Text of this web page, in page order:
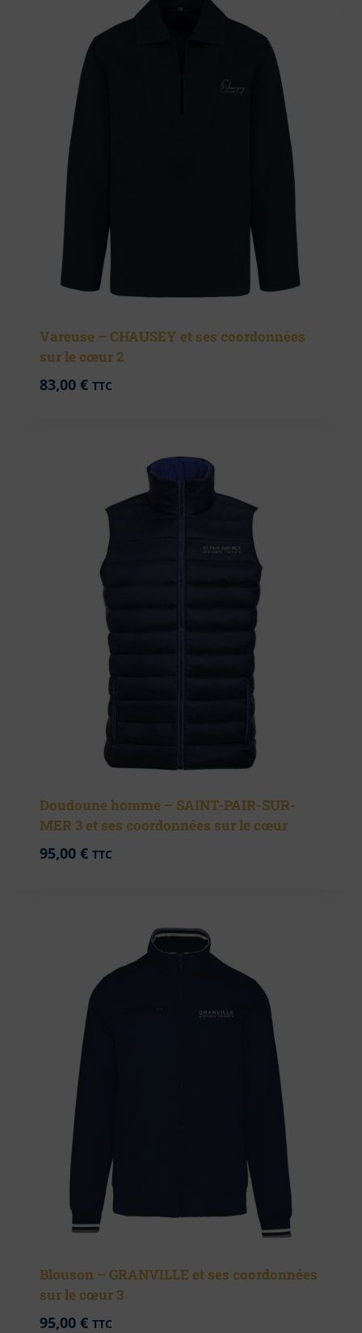
Vareuse – CHAUSEY et ses coordonnées
sur le cœur 2
83,00 € TTC
Doudoune homme – SAINT-PAIR-SUR-
MER 3 et ses coordonnées sur le cœur
95,00 € TTC
Blouson – GRANVILLE et ses coordonnées
sur le cœur 3
95,00 € TTC